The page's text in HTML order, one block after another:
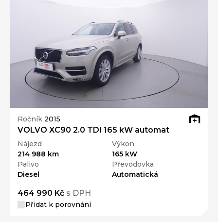
Ročník 2015
VOLVO XC90 2.0 TDI 165 kW automat
Nájezd
214 988 km
Výkon
165 kW
Palivo
Diesel
Převodovka
Automatická
464 990 Kč s DPH
Přidat k porovnání